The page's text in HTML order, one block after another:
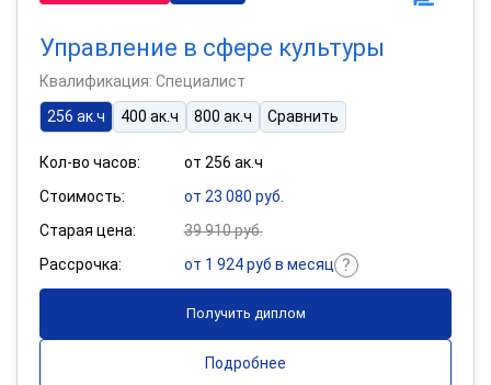
Управление в сфере культуры
Квалификация: Специалист
256 ак.ч
400 ак.ч 800 ак.ч Сравнить
Кол-во часов:
от 256 ак.ч
Стоимость:
от 23 080 руб.
Старая цена:
39 910 руб.
Рассрочка:
от 1 924 руб в месяц
Получить диплом
Подробнее